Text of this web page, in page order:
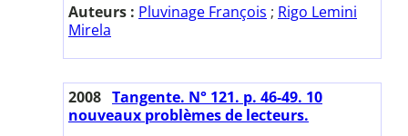
Auteurs : Pluvinage François ; Rigo Lemini
Mirela
2008 Tangente. N° 121. p. 46-49. 10
nouveaux problèmes de lecteurs.